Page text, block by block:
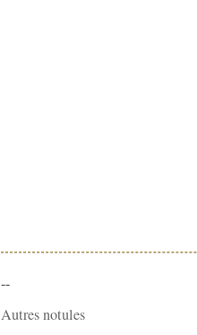
--
Autres notules